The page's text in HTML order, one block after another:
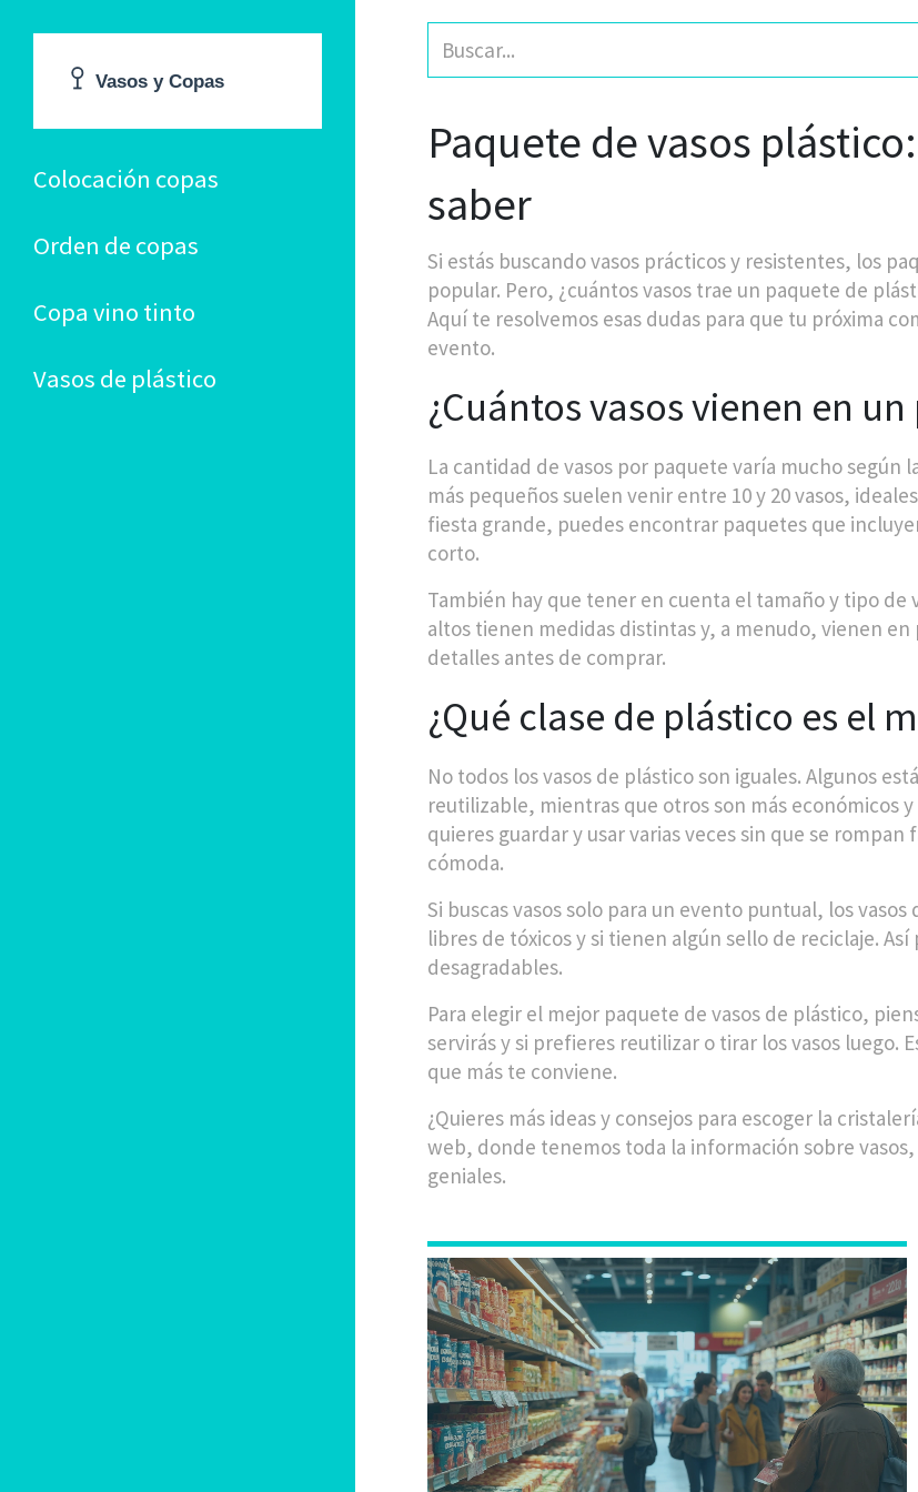
Colocación copas
Orden de copas
Copa vino tinto
Vasos de plástico
Paquete de vasos
saber
Si estás buscando vasos prácticos y resistentes, los
popular. Pero, ¿cuántos vasos trae un paquete de
Aquí te resolvemos esas dudas para que tu próxima
evento.
¿Cuántos vasos vienen en
La cantidad de vasos por paquete varía mucho
más pequeños suelen venir entre 10 y 20 vasos,
fiesta grande, puedes encontrar paquetes que
corto.
También hay que tener en cuenta el tamaño y tipo de
altos tienen medidas distintas y, a menudo, vienen
detalles antes de comprar.
¿Qué clase de plástico es el
No todos los vasos de plástico son iguales. Algunos
reutilizable, mientras que otros son más económicos
quieres guardar y usar varias veces sin que se
cómoda.
Si buscas vasos solo para un evento puntual, los
libres de tóxicos y si tienen algún sello de reciclaje.
desagradables.
Para elegir el mejor paquete de vasos de plástico,
servirás y si prefieres reutilizar o tirar los vasos luego.
que más te conviene.
¿Quieres más ideas y consejos para escoger la
web, donde tenemos toda la información sobre
geniales.